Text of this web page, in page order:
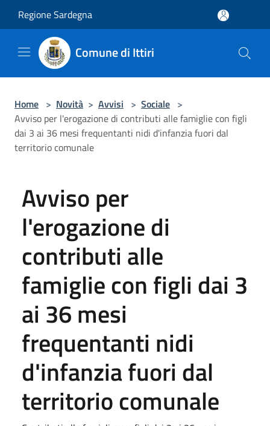
Regione Sardegna
Comune di Ittiri
Home > Novità > Avvisi > Sociale >
Avviso per l'erogazione di contributi alle famiglie con figli
dai 3 ai 36 mesi frequentanti nidi d'infanzia fuori dal
territorio comunale
Avviso per
l'erogazione di
contributi alle
famiglie con figli dai 3
ai 36 mesi
frequentanti nidi
d'infanzia fuori dal
territorio comunale